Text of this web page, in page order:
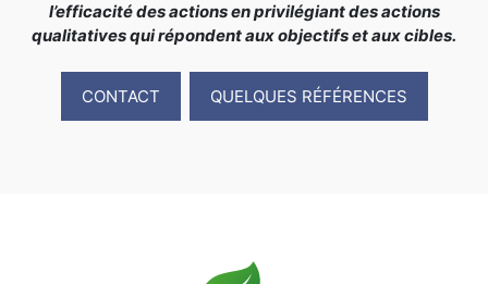
l’efficacité des actions en privilégiant des actions
qualitatives qui répondent aux objectifs et aux cibles.
CONTACT QUELQUES RÉFÉRENCES